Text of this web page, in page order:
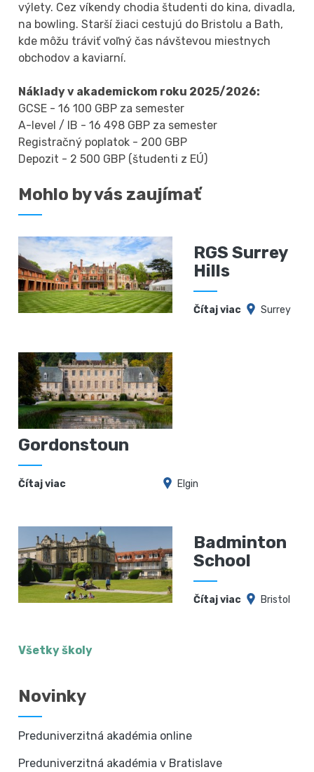
výlety. Cez víkendy chodia študenti do kina, divadla,
na bowling. Starší žiaci cestujú do Bristolu a Bath,
kde môžu tráviť voľný čas návštevou miestnych
obchodov a kaviarní.
Náklady v akademickom roku 2025/2026:
GCSE - 16 100 GBP za semester
A-level / IB - 16 498 GBP za semester
Registračný poplatok - 200 GBP
Depozit - 2 500 GBP (študenti z EÚ)
Mohlo by vás zaujímať
RGS Surrey
Hills
Čítaj viac Surrey
Gordonstoun
Čítaj viac Elgin
Badminton
School
Čítaj viac Bristol
Všetky školy
Novinky
Preduniverzitná akadémia online
Preduniverzitná akadémia v Bratislave